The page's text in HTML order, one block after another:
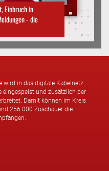
Einbruch in
- die
wird in das digitale Kabelnetz
eingespeist und zusätzlich per
Damit können im Kreis
256.000 Zuschauer die